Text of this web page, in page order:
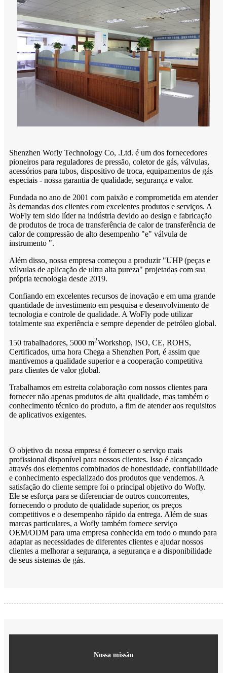
Shenzhen Wofly Technology Co, .Ltd. é um dos fornecedores
pioneiros para reguladores de pressão, coletor de gás, válvulas,
acessórios para tubos, dispositivo de troca, equipamentos de gás
especiais - nossa garantia de qualidade, segurança e valor.
Fundada no ano de 2001 com paixão e comprometida em atender
às demandas dos clientes com excelentes produtos e serviços. A
WoFly tem sido líder na indústria devido ao design e fabricação
de produtos de troca de transferência de calor de transferência de
calor de compressão de alto desempenho "e" válvula de
instrumento ".
Além disso, nossa empresa começou a produzir "UHP (peças e
válvulas de aplicação de ultra alta pureza" projetadas com sua
própria tecnologia desde 2019.
Confiando em excelentes recursos de inovação e em uma grande
quantidade de investimento em pesquisa e desenvolvimento de
tecnologia e controle de qualidade. A WoFly pode utilizar
totalmente sua experiência e sempre depender de petróleo global.
150 trabalhadores, 5000 m2Workshop, ISO, CE, ROHS,
Certificados, uma hora Chega a Shenzhen Port, é assim que
mantivemos a qualidade superior e a cooperação competitiva
para clientes de valor global.
Trabalhamos em estreita colaboração com nossos clientes para
fornecer não apenas produtos de alta qualidade, mas também o
conhecimento técnico do produto, a fim de atender aos requisitos
de aplicativos exigentes.
O objetivo da nossa empresa é fornecer o serviço mais
profissional disponível para nossos clientes. Isso é alcançado
através dos elementos combinados de honestidade, confiabilidade
e conhecimento especializado dos produtos que vendemos. A
satisfação do cliente sempre foi o principal objetivo do Wofly.
Ele se esforça para se diferenciar de outros concorrentes,
fornecendo o produto de qualidade superior, os preços
competitivos e o desempenho rápido da entrega. Além de suas
marcas particulares, a Wofly também fornece serviço
OEM/ODM para uma empresa conhecida em todo o mundo para
adaptar as necessidades de diferentes clientes e ajudar nossos
clientes a melhorar a segurança, a segurança e a disponibilidade
de seus sistemas de gás.
Nossa missão